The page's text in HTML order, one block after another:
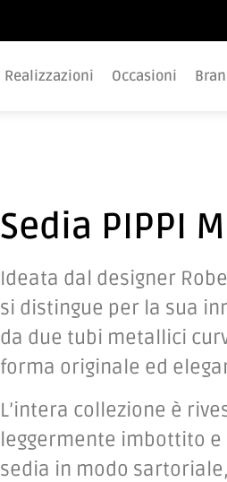
Realizzazioni Occasioni
Sedia PIPPI
Ideata dal designer
si distingue per la sua
da due tubi metallici
forma originale ed
L’intera collezione è
leggermente imbottito e
sedia in modo